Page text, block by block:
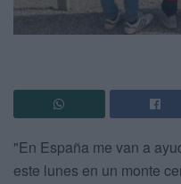
"En España me van a
este lunes en un monte